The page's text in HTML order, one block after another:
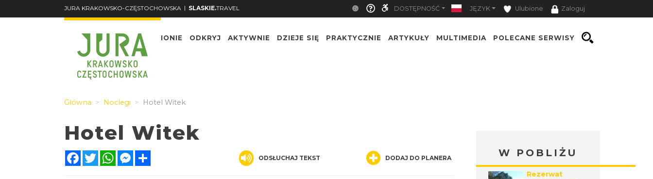
JURA KRAKOWSKO-CZĘSTOCHOWSKA | SLASKIE.TRAVEL DOSTĘPNOŚĆ JĘZYK Ulubione Zaloguj
O REGIONIE ODKRYJ AKTYWNIE DZIEJE SIĘ PRAKTYCZNIE ARTYKUŁY MULTIMEDIA POLECANE SERWISY
Główna Noclegi Hotel Witek
Hotel Witek
FacebookTwitterWhatsAppMessenger ODSŁUCHAJ TEKST DODAJ DO PLANERA W POBLIŻU
Rezerwat